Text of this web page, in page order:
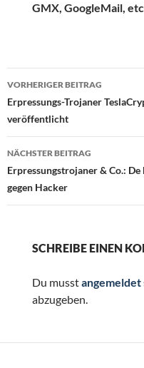
GMX, GoogleMail,
VORHERIGER BEITRAG
Erpressungs-Trojaner
veröffentlicht
NÄCHSTER BEITRAG
Erpressungstrojaner & Co.:
gegen Hacker
SCHREIBE EINEN
Du musstangemeldet
abzugeben.